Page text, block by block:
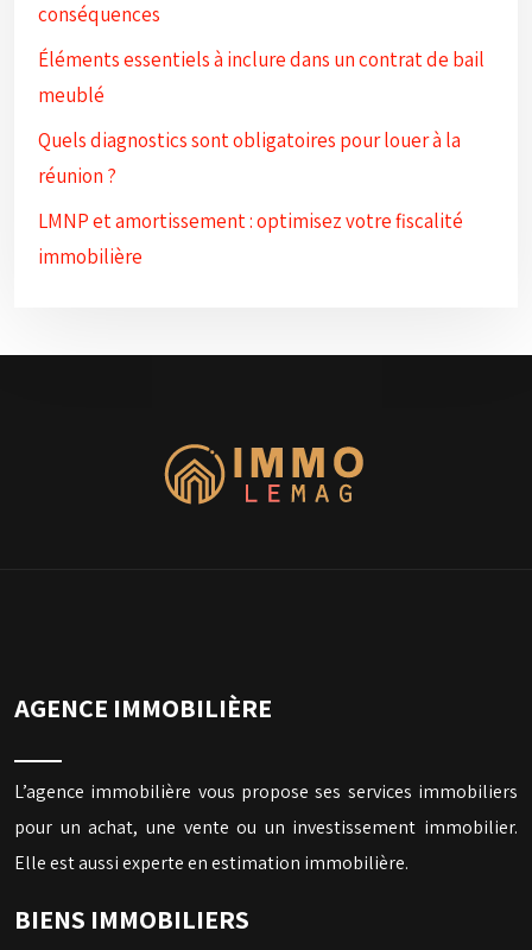
conséquences
Éléments essentiels à inclure dans un contrat de bail
meublé
Quels diagnostics sont obligatoires pour louer à la
réunion ?
LMNP et amortissement : optimisez votre fiscalité
immobilière
AGENCE IMMOBILIÈRE
L’agence immobilière vous propose ses services immobiliers
pour un achat, une vente ou un investissement immobilier.
Elle est aussi experte en estimation immobilière.
BIENS IMMOBILIERS